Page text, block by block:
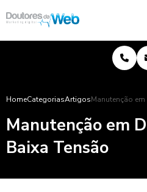
HomeCategoriasArtigosManutenção
Manutenção em
Baixa Tensão